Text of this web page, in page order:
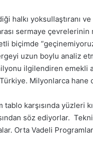
halkı yoksullaştıranı
sermaye
biçimde
uzun boylu analiz
ilgilendiren emekli
Milyonlarca hane
tablo karşısında
söz ediyorlar.
Orta Vadeli